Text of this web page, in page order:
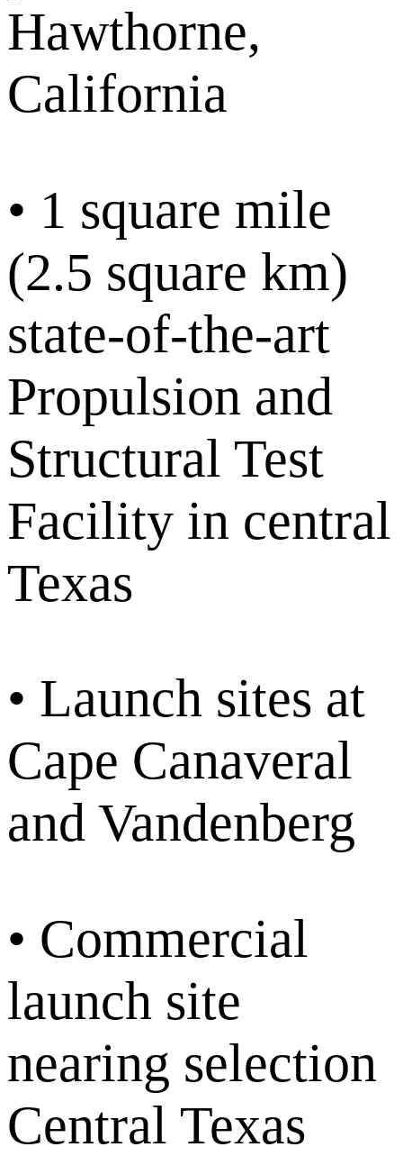
Hawthorne,
California
• 1 square mile
(2.5 square km)
state-of-the-art
Propulsion and
Structural Test
Facility in central
Texas
• Launch sites at
Cape Canaveral
and Vandenberg
• Commercial
launch site
nearing selection
Central Texas